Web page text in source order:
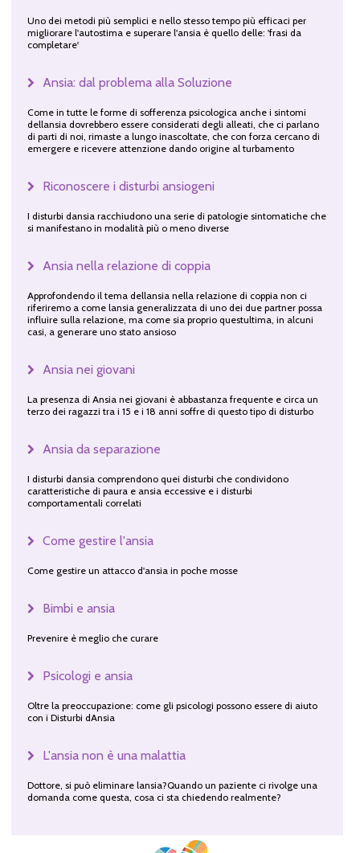
Uno dei metodi più semplici e nello stesso tempo più efficaci per
migliorare l'autostima e superare l'ansia è quello delle: 'frasi da
completare'
Ansia: dal problema alla Soluzione
Come in tutte le forme di sofferenza psicologica anche i sintomi
dellansia dovrebbero essere considerati degli alleati, che ci parlano
di parti di noi, rimaste a lungo inascoltate, che con forza cercano di
emergere e ricevere attenzione dando origine al turbamento
Riconoscere i disturbi ansiogeni
I disturbi dansia racchiudono una serie di patologie sintomatiche che
si manifestano in modalità più o meno diverse
Ansia nella relazione di coppia
Approfondendo il tema dellansia nella relazione di coppia non ci
riferiremo a come lansia generalizzata di uno dei due partner possa
influire sulla relazione, ma come sia proprio questultima, in alcuni
casi, a generare uno stato ansioso
Ansia nei giovani
La presenza di Ansia nei giovani è abbastanza frequente e circa un
terzo dei ragazzi tra i 15 e i 18 anni soffre di questo tipo di disturbo
Ansia da separazione
I disturbi dansia comprendono quei disturbi che condividono
caratteristiche di paura e ansia eccessive e i disturbi
comportamentali correlati
Come gestire l'ansia
Come gestire un attacco d'ansia in poche mosse
Bimbi e ansia
Prevenire è meglio che curare
Psicologi e ansia
Oltre la preoccupazione: come gli psicologi possono essere di aiuto
con i Disturbi dAnsia
L'ansia non è una malattia
Dottore, si può eliminare lansia?Quando un paziente ci rivolge una
domanda come questa, cosa ci sta chiedendo realmente?